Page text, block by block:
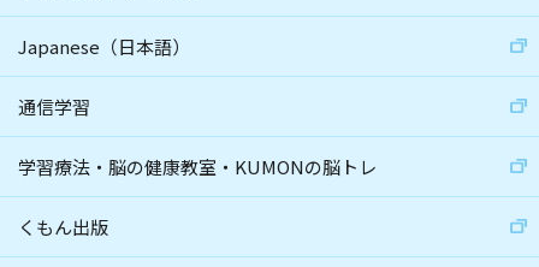
Japanese（日本語）
通信学習
学習療法・脳の健康教室・KUMONの脳トレ
くもん出版